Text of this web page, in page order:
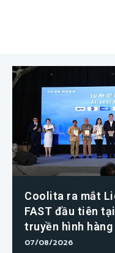
Coolita ra mắt
FAST đầu tiên
truyền hình hàng
07/08/2026